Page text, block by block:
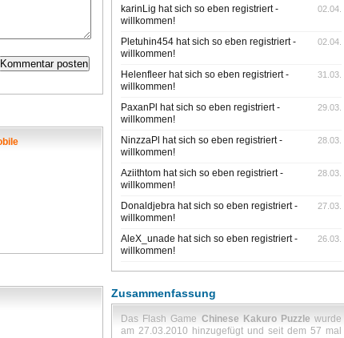
02.04.
karinLig hat sich so eben registriert -
willkommen!
02.04.
Pletuhin454 hat sich so eben registriert -
willkommen!
31.03.
Helenfleer hat sich so eben registriert -
willkommen!
29.03.
PaxanPl hat sich so eben registriert -
willkommen!
28.03.
NinzzaPl hat sich so eben registriert -
willkommen!
28.03.
Aziithtom hat sich so eben registriert -
willkommen!
27.03.
Donaldjebra hat sich so eben registriert -
willkommen!
26.03.
AleX_unade hat sich so eben registriert -
willkommen!
Zusammenfassung
Das Flash Game Chinese Kakuro Puzzle wurde
am 27.03.2010 hinzugefügt und seit dem 57 mal